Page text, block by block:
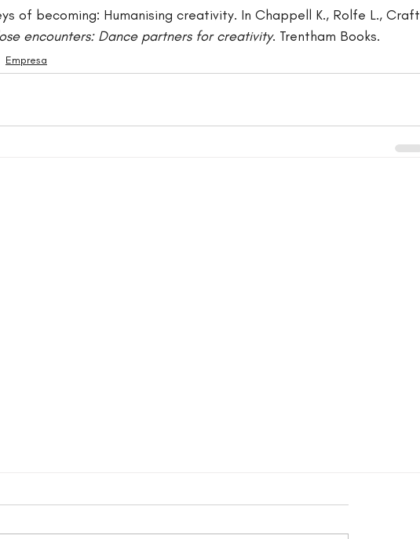
of becoming: Humanising creativity. In Chappell K., Rolfe L., Craft
encounters: Dance partners for creativity. Trentham Books.
Empresa